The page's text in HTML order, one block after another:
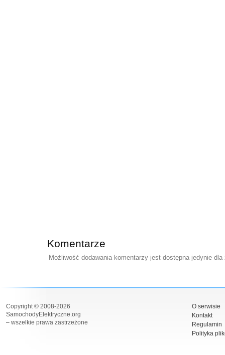
Komentarze
Możliwość dodawania komentarzy jest dostępna jedynie
Copyright © 2008-2026
SamochodyElektryczne.org
– wszelkie prawa zastrzeżone
O serwisie
Kontakt
Regulamin
Polityka